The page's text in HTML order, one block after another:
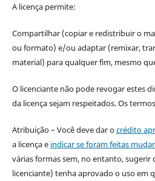
A licença permite:
Compartilhar (copiar e redistribuir o
ou formato) e/ou adaptar (remixar,
material) para qualquer fim, mesmo
O licenciante não pode revogar estes
da licença sejam respeitados. Os
Atribuição – Você deve dar ocrédito
a licença e indicar se foram feitas
várias formas sem, no entanto, sugerir
licenciante) tenha aprovado o uso em